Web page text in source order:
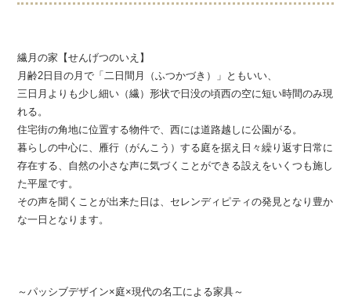
繊月の家【せんげつのいえ】
月齢2日目の月で「二日間月（ふつかづき）」ともいい、
三日月よりも少し細い（繊）形状で日没の頃西の空に短い時間のみ現
れる。
住宅街の角地に位置する物件で、西には道路越しに公園がる。
暮らしの中心に、雁行（がんこう）する庭を据え日々繰り返す日常に
存在する、自然の小さな声に気づくことができる設えをいくつも施し
た平屋です。
その声を聞くことが出来た日は、セレンディピティの発見となり豊か
な一日となります。
～パッシブデザイン×庭×現代の名工による家具～